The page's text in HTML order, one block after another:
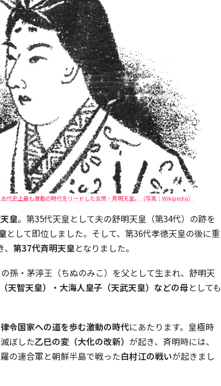
代史上最も激動の時代をリードした女帝・斉明天皇。（写真：Wikipedia）
皇。第35代天皇として夫の舒明天皇（第34代）の跡を
として即位しました。そして、第36代孝徳天皇の後に重
第37代斉明天皇となりました。
孫・茅渟王（ちぬのみこ）を父として生まれ、舒明天
天智天皇）・大海人皇子（天武天皇）などの母としても
令国家への道を歩む激動の時代にあたります。皇極時
ぼした乙巳の変（大化の改新） が起き、斉明時には、
の連合軍と朝鮮半島で戦った白村江の戦いが起きまし